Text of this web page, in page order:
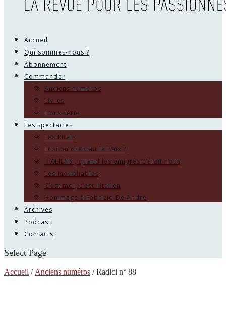
Accueil
Qui sommes-nous ?
Abonnement
Commander
Anciens numéros
Livres
Hors-série
Les spectacles
Les Ritals
Et si on chantait la Paix ?
ITALIENS , quand les émigrés c’était nous
Les Inoubliables
C’est moi, c’est l’italien
Hommage à Fabrizio De André
Archives
Podcast
Contacts
Select Page
Accueil / Anciens numéros / Radici n° 88